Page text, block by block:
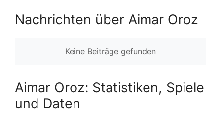
Nachrichten über Aimar Oroz
Keine Beiträge gefunden
Aimar Oroz: Statistiken, Spiele
und Daten